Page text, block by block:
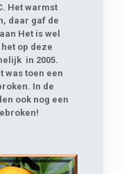
Het warmst
daar gaf de
Het is wel
op deze
in 2005.
was toen een
In de
ook nog een